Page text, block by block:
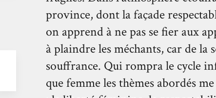
province, dont la façade
on apprend à ne pas se fier aux
à plaindre les méchants, car de
souffrance. Qui rompra le cycle
que femme les thèmes abordés